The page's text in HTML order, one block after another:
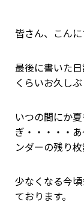
皆さん、こんに
最後に書いた
くらいお久しぶ
いつの間にか
ぎ・・・・・
ンダーの残り
少なくなる今
ております。